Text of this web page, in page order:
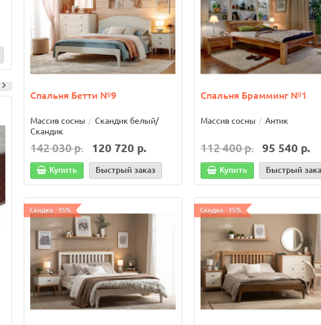
1200 х 320 х 360
19 662 р. 14 662 р.
В корзину Быстрый заказ
1000 х 320 х 360
17 027 р. 12 027 р.
В корзину Быстрый
Кровать детская Дания №R1
80х190/200
24 839 р. 14 839 р.
Кровать 1-спальная Ари-
Прованс №23/1 90х190/
47 106 р. 37 106 р.
Спальня Бетти №9
Массив сосны
Скандик белый/
Скандик
142 030 р. 120 720 р.
Купить Быстрый заказ
Спальня Брамминг №1
Массив сосны Антик
112 400 р. 95 540 р.
Купить Быстрый
Скидка: -15% Скидка: -15%